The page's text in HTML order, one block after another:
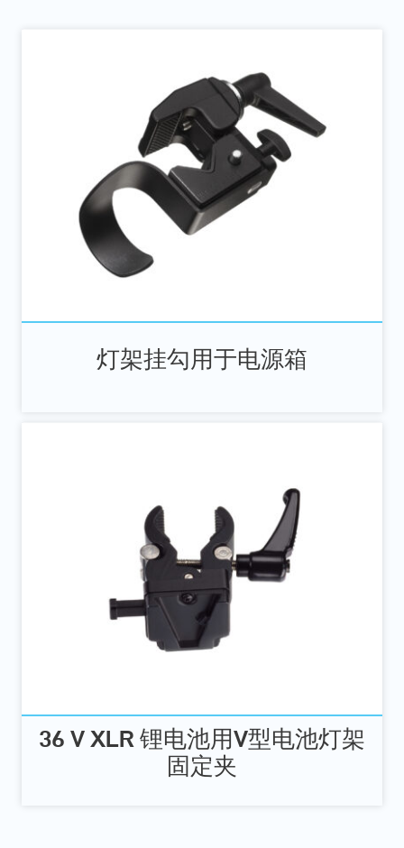
灯架挂勾用于电源箱
36 V XLR 锂电池用V型电池灯架
固定夹